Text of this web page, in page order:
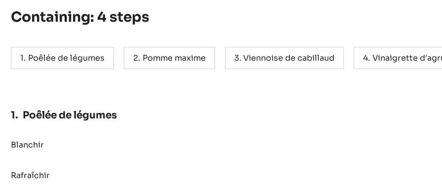
Containing: 4 steps
Poêlée de légumes Pomme maxime Viennoise de cabillaud Vinaigrette
Poêlée de légumes
Blanchir
Rafraîchir